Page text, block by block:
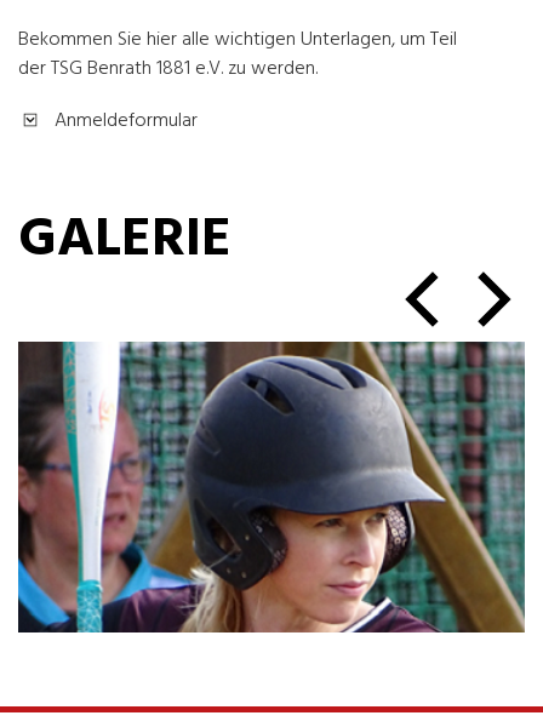
Bekommen Sie hier alle wichtigen Unterlagen, um Teil
der TSG Benrath 1881 e.V. zu werden.
Anmeldeformular
GALERIE